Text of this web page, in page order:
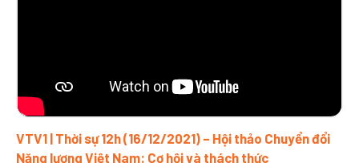
VTV1 | Thời sự 12h (16/12/2021) – Hội thảo Chuyển đổi
Năng lượng Việt Nam: Cơ hội và thách thức